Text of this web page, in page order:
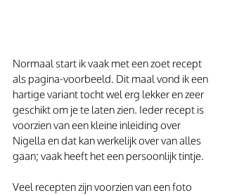
Normaal start ik vaak met een zoet recept
als pagina-voorbeeld. Dit maal vond ik een
hartige variant tocht wel erg lekker en zeer
geschikt om je te laten zien. Ieder recept is
voorzien van een kleine inleiding over
Nigella en dat kan werkelijk over van alles
gaan; vaak heeft het een persoonlijk tintje.
Veel recepten zijn voorzien van een foto